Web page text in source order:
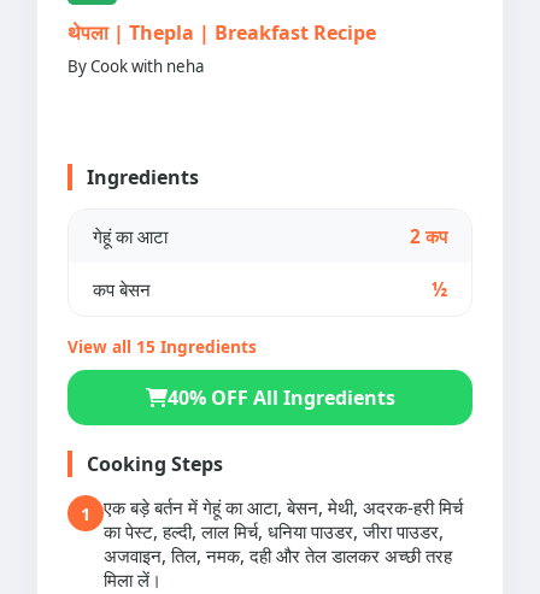
थेपला | Thepla | Breakfast Recipe
By Cook with neha
Ingredients
गेहूं का आटा 2 कप
कप बेसन ½
View all 15 Ingredients
40% OFF All Ingredients
Cooking Steps
1
एक बड़े बर्तन में गेहूं का आटा, बेसन, मेथी, अदरक-हरी मिर्च
का पेस्ट, हल्दी, लाल मिर्च, धनिया पाउडर, जीरा पाउडर,
अजवाइन, तिल, नमक, दही और तेल डालकर अच्छी तरह
मिला लें।